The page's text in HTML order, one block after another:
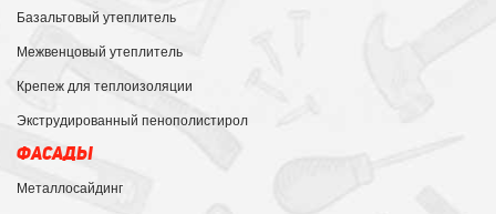
Базальтовый утеплитель
Межвенцовый утеплитель
Крепеж для теплоизоляции
Экструдированный пенополистирол
ФАСАДЫ
Металлосайдинг